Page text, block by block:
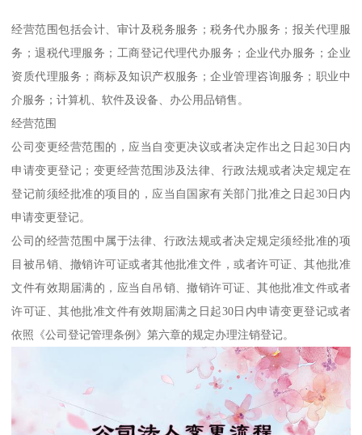
经营范围包括会计、审计及税务服务；税务代办服务；报关代理服
务；退税代理服务；工商登记代理代办服务；企业代办服务；企业
资质代理服务；商标及知识产权服务；企业管理咨询服务；职业中
介服务；计算机、软件及设备、办公用品销售。
经营范围
公司变更经营范围的，应当自变更决议或者决定作出之日起30日内
申请变更登记；变更经营范围涉及法律、行政法规或者决定规定在
登记前须经批准的项目的，应当自国家有关部门批准之日起30日内
申请变更登记。
公司的经营范围中属于法律、行政法规或者决定规定须经批准的项
目被吊销、撤销许可证或者其他批准文件，或者许可证、其他批准
文件有效期届满的，应当自吊销、撤销许可证、其他批准文件或者
许可证、其他批准文件有效期届满之日起30日内申请变更登记或者
依照《公司登记管理条例》第六章的规定办理注销登记。